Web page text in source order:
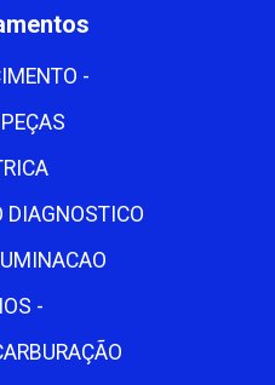
-
DIAGNOSTICO
-